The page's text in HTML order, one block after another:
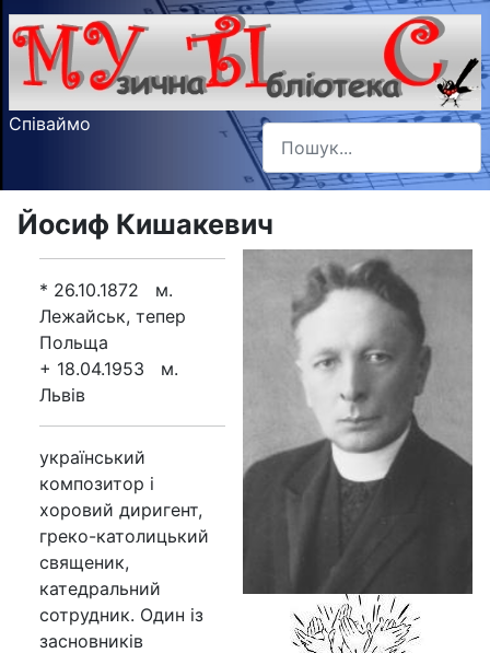
Співаймо Пошук
Type 2 or more characters
Йосиф Кишакевич
* 26.10.1872 м.
Лежайськ, тепер
Польща
+ 18.04.1953 м.
Львів
український
композитор і
хоровий диригент,
греко-католицький
священик,
катедральний
сотрудник. Один із
засновників